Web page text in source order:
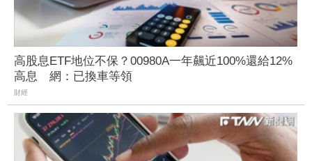
高股息ETF地位不保？00980A一年飆近100%還給12%
高息 網：已換車等領
財經